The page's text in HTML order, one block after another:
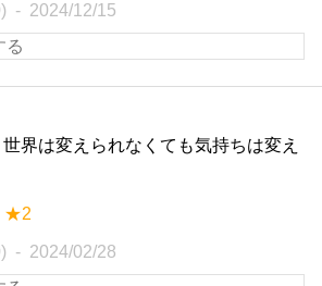
2024/12/15
界は変えられなくても気持ちは変え
★2
2024/02/28